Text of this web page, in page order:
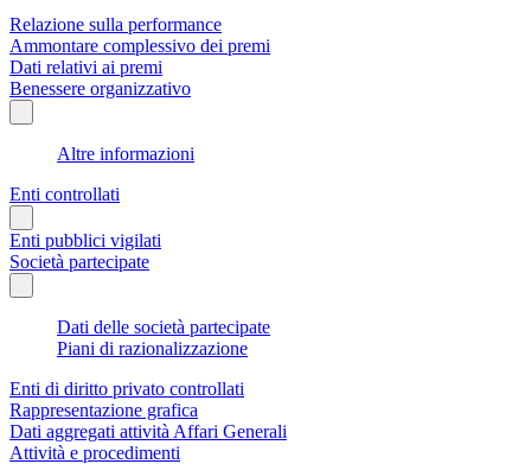
Relazione sulla performance
Ammontare complessivo dei premi
Dati relativi ai premi
Benessere organizzativo
Altre informazioni
Enti controllati
Enti pubblici vigilati
Società partecipate
Dati delle società partecipate
Piani di razionalizzazione
Enti di diritto privato controllati
Rappresentazione grafica
Dati aggregati attività Affari Generali
Attività e procedimenti